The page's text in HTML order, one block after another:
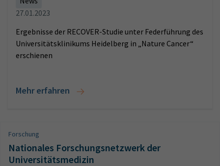
27.01.2023
Ergebnisse der RECOVER-Studie unter Federführung des
Universitätsklinikums Heidelberg in „Nature Cancer“
erschienen
Mehr erfahren
Forschung
Nationales Forschungsnetzwerk der
Universitätsmedizin